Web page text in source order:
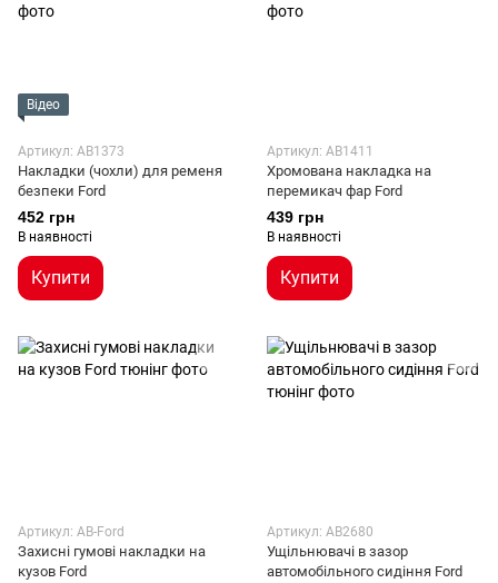
Відео
Артикул: AB1373
Накладки (чохли) для ременя
безпеки Ford
452 грн
В наявності
Купити
Артикул: AB1411
Хромована накладка на
перемикач фар Ford
439 грн
В наявності
Купити
Артикул: AB-Ford
Захисні гумові накладки на
кузов Ford
Артикул: AB2680
Ущільнювачі в зазор
автомобільного сидіння Ford